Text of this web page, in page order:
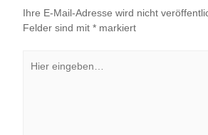
Ihre E-Mail-Adresse wird nicht
Felder sind mit *markiert
eingeben…